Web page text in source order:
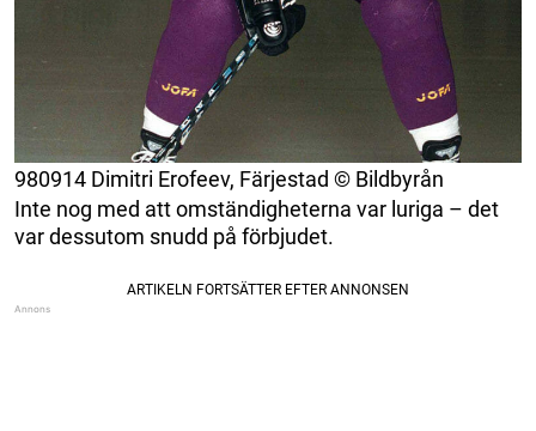
980914 Dimitri Erofeev, Färjestad © Bildbyrån
Inte nog med att omständigheterna var luriga – det
var dessutom snudd på förbjudet.